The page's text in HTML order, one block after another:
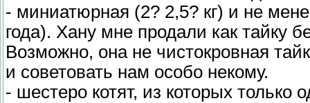
- миниатюрная (2? 2,5? кг) и не
года). Хану мне продали как тайку
Возможно, она не чистокровная
и советовать нам особо некому.
- шестеро котят, из которых только